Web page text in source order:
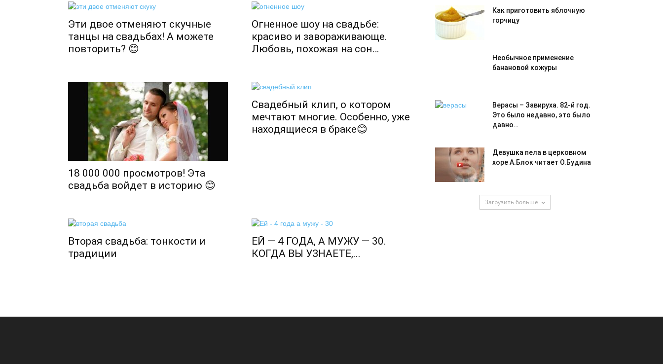
Эти двое отменяют скучные
танцы на свадьбах! А можете
повторить? 😊
Огненное шоу на свадьбе:
красиво и завораживающе.
Любовь, похожая на сон…
18 000 000 просмотров! Эта
свадьба войдет в историю 😊
Свадебный клип, о котором
мечтают многие. Особенно, уже
находящиеся в браке😊
Вторая свадьба: тонкости и
традиции
ЕЙ — 4 ГОДА, А МУЖУ — 30.
КОГДА ВЫ УЗНАЕТЕ,...
Как приготовить яблочную
горчицу
Необычное применение
банановой кожуры
Верасы – Завируха. 82-й год.
Это было недавно, это было
давно…
Девушка пела в церковном
хоре А.Блок читает О.Будина
Загрузить больше